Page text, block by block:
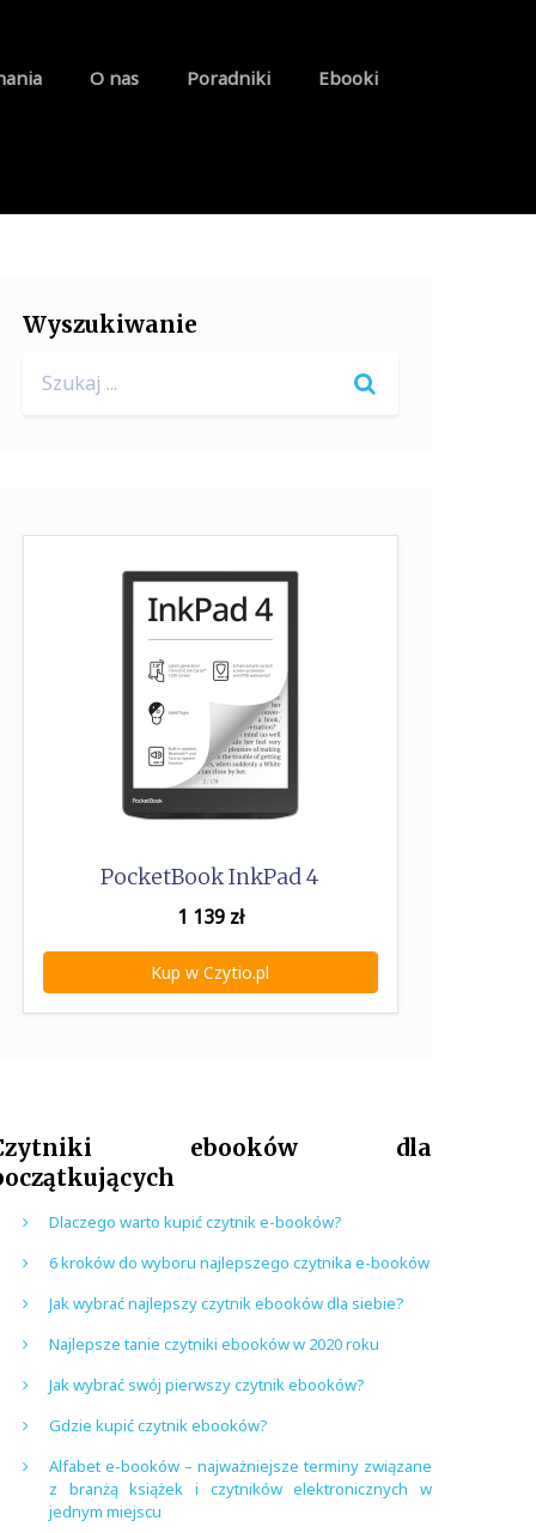
O nas Poradniki Ebooki
Wyszukiwanie
for:
PocketBook InkPad 4
1 139zł
Kup w Czytio.pl
ebooków dla
Dlaczego warto kupić czytnik e-booków?
6 kroków do wyboru najlepszego czytnika e-booków
Jak wybrać najlepszy czytnik ebooków dla siebie?
Najlepsze tanie czytniki ebooków w 2020 roku
Jak wybrać swój pierwszy czytnik ebooków?
Gdzie kupić czytnik ebooków?
Alfabet e-booków – najważniejsze terminy związane
z branżą książek i czytników elektronicznych w
jednym miejscu